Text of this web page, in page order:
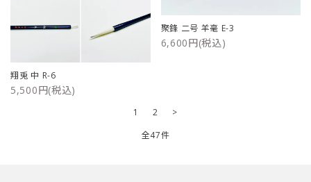
翔兎 中 R-6
5,500円(税込)
聚鋒 二号 羊毫 E-3
6,600円(税込)
1 2
>
全47件